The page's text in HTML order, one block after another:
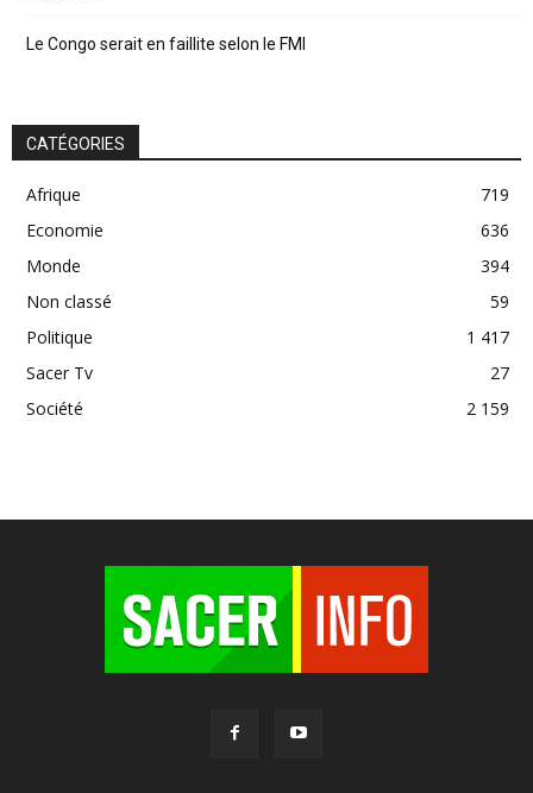
Le Congo serait en faillite selon le FMI
CATÉGORIES
Afrique
719
Economie
636
Monde
394
Non classé
59
Politique
1 417
Sacer Tv
27
Société
2 159